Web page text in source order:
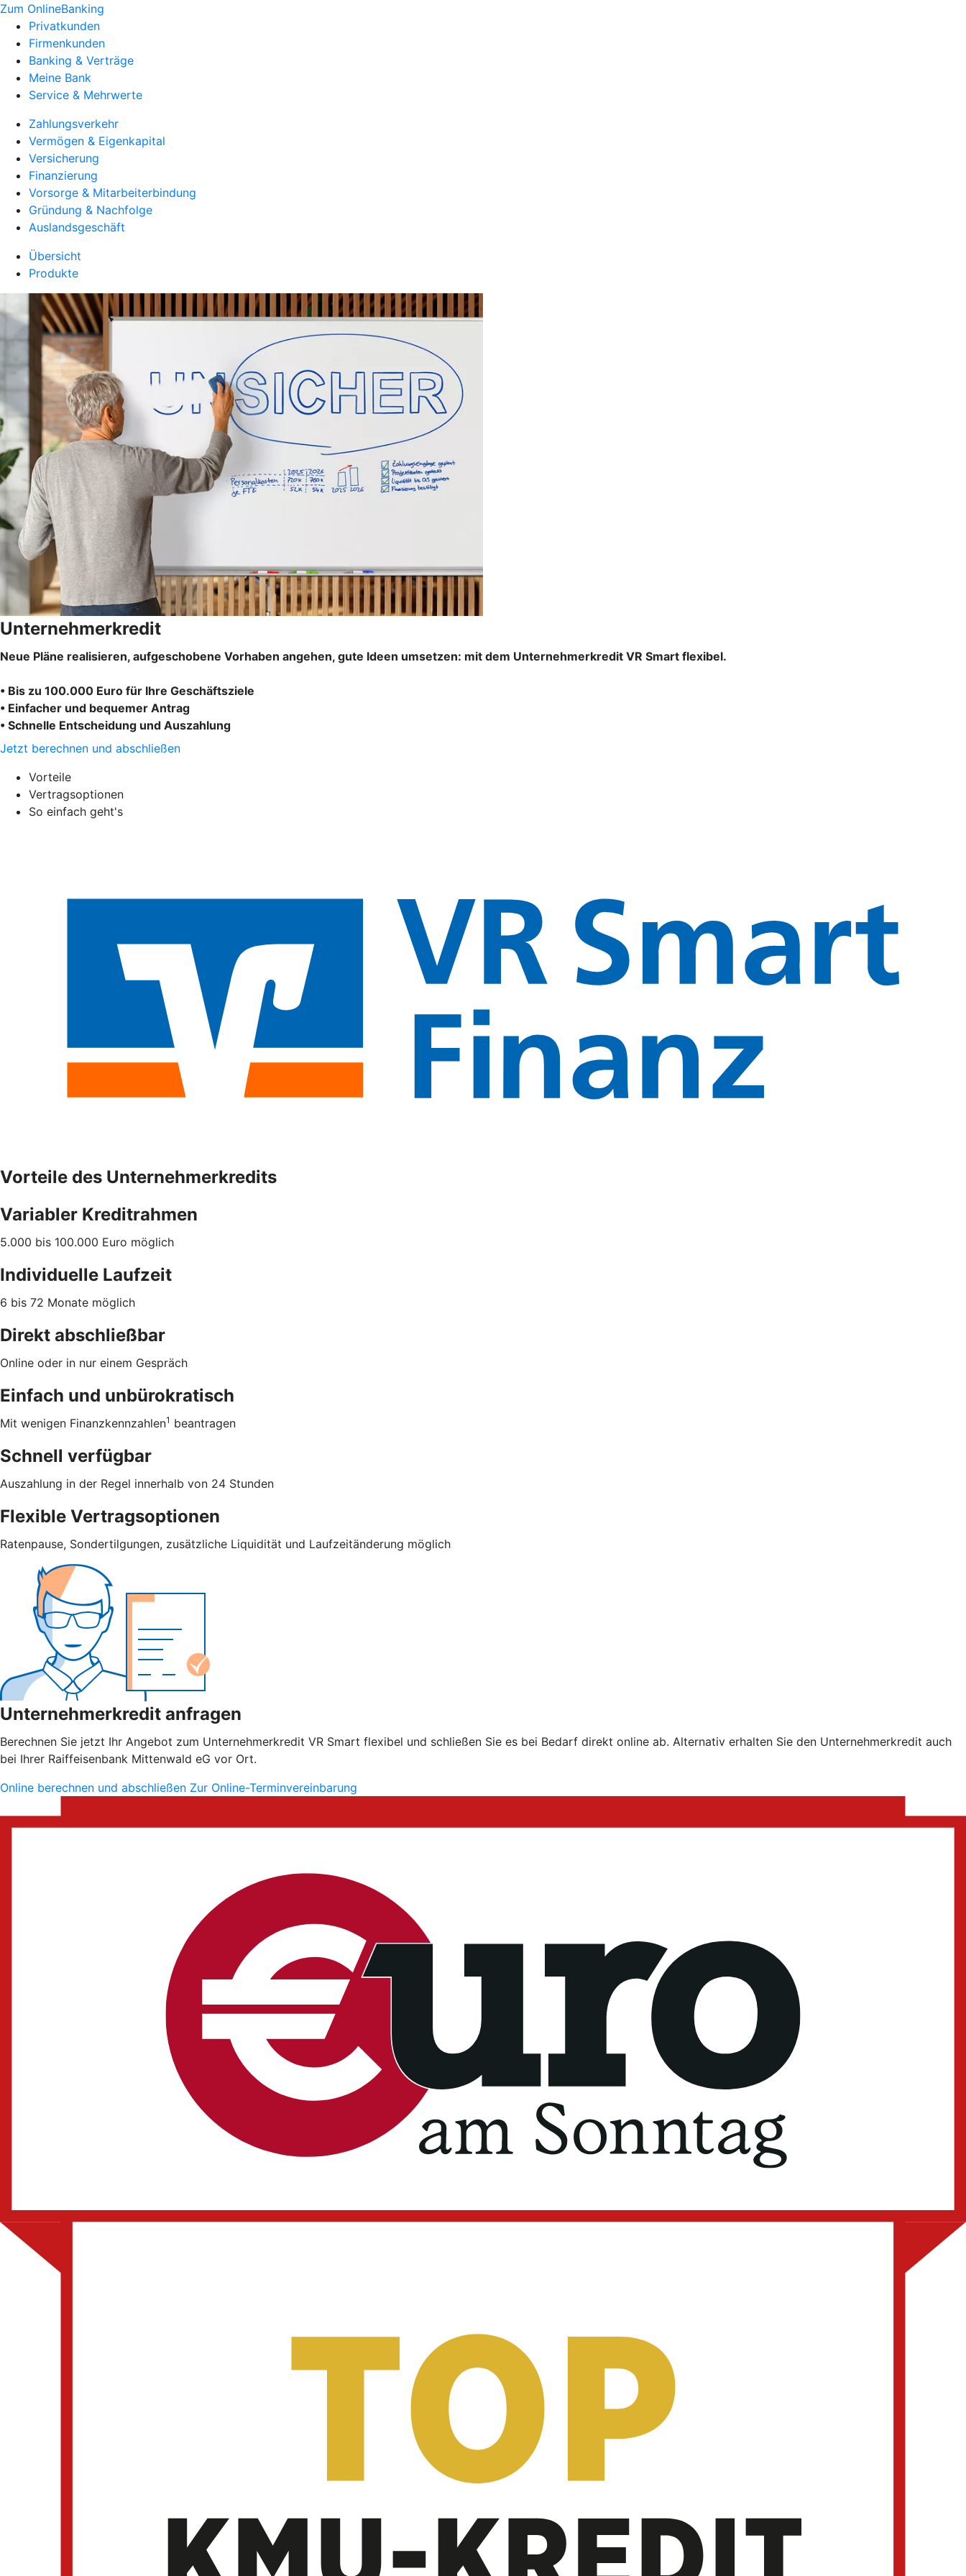
Zum OnlineBanking
Privatkunden
Firmenkunden
Banking & Verträge
Meine Bank
Service & Mehrwerte
Zahlungsverkehr
Vermögen & Eigenkapital
Versicherung
Finanzierung
Vorsorge & Mitarbeiterbindung
Gründung & Nachfolge
Auslandsgeschäft
Übersicht
Produkte
Unternehmerkredit
Neue Pläne realisieren, aufgeschobene Vorhaben angehen, gute Ideen umsetzen: mit dem Unternehmerkredit VR Smart flexibel.
• Bis zu 100.000 Euro für Ihre Geschäftsziele
• Einfacher und bequemer Antrag
• Schnelle Entscheidung und Auszahlung
Jetzt berechnen und abschließen
Vorteile
Vertragsoptionen
So einfach geht's
Vorteile des Unternehmerkredits
Variabler Kreditrahmen
5.000 bis 100.000 Euro möglich
Individuelle Laufzeit
6 bis 72 Monate möglich
Direkt abschließbar
Online oder in nur einem Gespräch
Einfach und unbürokratisch
Mit wenigen Finanzkennzahlen1 beantragen
Schnell verfügbar
Auszahlung in der Regel innerhalb von 24 Stunden
Flexible Vertragsoptionen
Ratenpause, Sondertilgungen, zusätzliche Liquidität und Laufzeitänderung möglich
Unternehmerkredit anfragen
Berechnen Sie jetzt Ihr Angebot zum Unternehmerkredit VR Smart flexibel und schließen Sie es bei Bedarf direkt online ab. Alternativ erhalten Sie den Unternehmerkredit auch
bei Ihrer Raiffeisenbank Mittenwald eG vor Ort.
Online berechnen und abschließen Zur Online-Terminvereinbarung